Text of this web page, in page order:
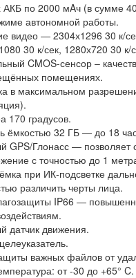
по 2000 мAч (в сумме
автономной работы.
видео — 2304х1296 30 к/
30 к/сек, 1280х720 30 к/
CMOS-сенсор –
помещениях.
в максимальном
170 градусов.
ёмкостью 32 ГБ — до 18
GPS/Глонасс — позволяет
с точностью до 1
при ИК-подсветке
различить черты лица.
IP66 —
датчик движения.
важных файлов от
от -30 до +65° C.